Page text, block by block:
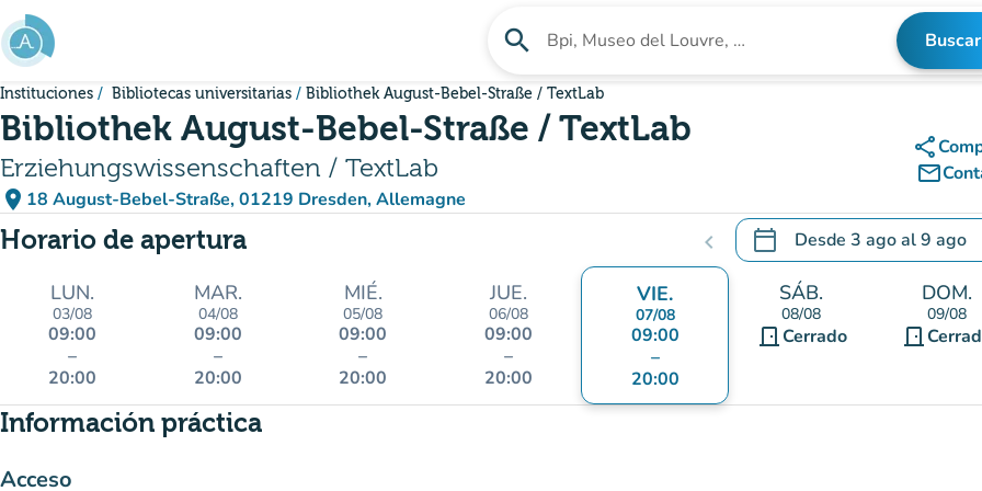
Ir al contenido principal
search Buscar un establecimiento Buscar
Instituciones Bibliotecas universitarias Bibliothek August-Bebel-Straße / TextLab
Bibliothek August-Bebel-Straße / TextLab
Erziehungswissenschaften / TextLab
place 18 August-Bebel-Straße, 01219 Dresden, Allemagne
(abrir en Google Maps)
(nueva pestaña)
share
mail_outline
Horario de apertura chevron_left calendar_today Desde 3 agoal9 ago
.Abra el calendario para
LUN.
03/08
09:00
–
20:00
MAR.
04/08
09:00
–
20:00
MIÉ.
05/08
09:00
–
20:00
JUE.
06/08
09:00
–
20:00
VIE.
07/08
09:00
–
20:00
SÁB.
08/08
door_front Cerrado
DOM.
09/08
door_front
Información práctica
Acceso